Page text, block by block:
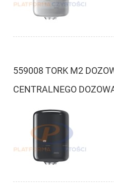
559008 TORK M2
CENTRALNEGO